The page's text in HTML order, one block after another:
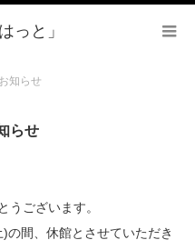
知らせ
らせ
うございます。
間、休館とさせていただき